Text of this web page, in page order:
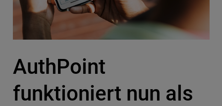
AuthPoint
funktioniert nun als